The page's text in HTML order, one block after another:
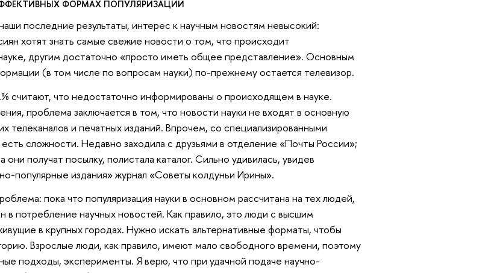
ФОРМАХ ПОПУЛЯРИЗАЦИИ
последние результаты, интерес к научным новостям невысокий:
хотят знать самые свежие новости о том, что происходит
другим достаточно «просто иметь общее представление». Основным
(в том числе по вопросам науки) по-прежнему остается телевизор.
считают, что недостаточно информированы о происходящем в науке.
проблема заключается в том, что новости науки не входят в основную
телеканалов и печатных изданий. Впрочем, со специализированными
сложности. Недавно заходила с друзьями в отделение «Почты России»;
они получат посылку, полистала каталог. Сильно удивилась, увидев
популярные издания» журнал «Советы колдуньи Ирины».
пока что популяризация науки в основном рассчитана на тех людей,
в потребление научных новостей. Как правило, это люди с высшим
в крупных городах. Нужно искать альтернативные форматы, чтобы
Взрослые люди, как правило, имеют мало свободного времени, поэтому
подходы, эксперименты. Я верю, что при удачной подаче научно-